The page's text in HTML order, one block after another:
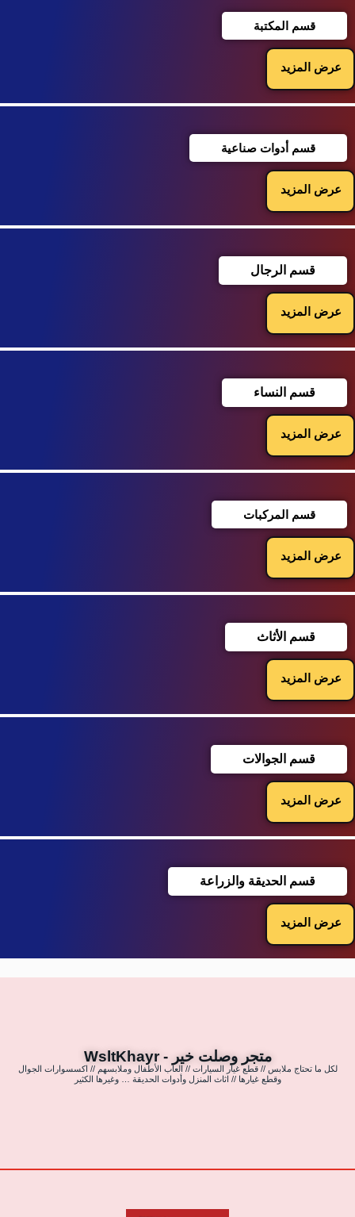
قسم المكتبة
عرض المزيد
قسم أدوات صناعية
عرض المزيد
قسم الرجال
عرض المزيد
قسم النساء
عرض المزيد
قسم المركبات
عرض المزيد
قسم الأثاث
عرض المزيد
قسم الجوالات
عرض المزيد
قسم الحديقة والزراعة
عرض المزيد
متجر وصلت خير - WsltKhayr
لكل ما تحتاج ملابس // قطع غيار السيارات // العاب الأطفال وملابسهم // اكسسوارات الجوال
وقطع غيارها // اثاث المنزل وأدوات الحديقة … وغيرها الكثير